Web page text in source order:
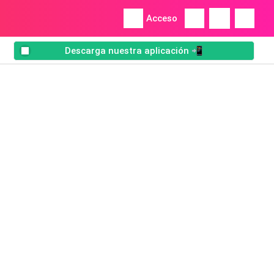
Acceso
Descarga nuestra aplicación 📲